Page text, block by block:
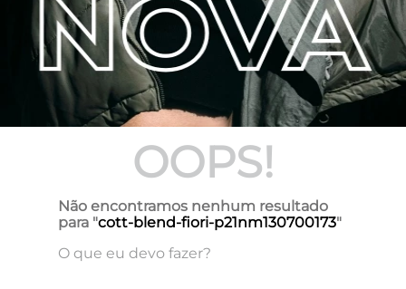
OOPS!
Não encontramos nenhum resultado
para "cott-blend-fiori-p21nm130700173"
O que eu devo fazer?